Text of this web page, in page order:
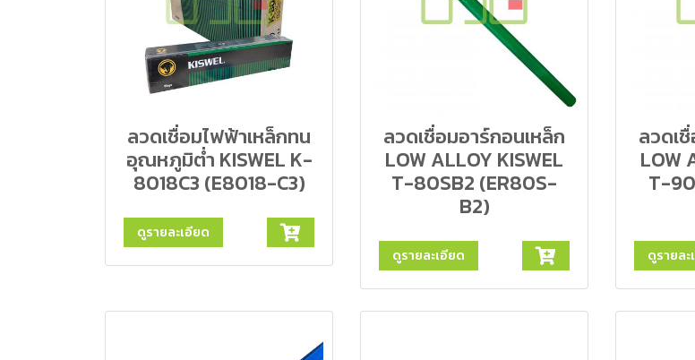
ลวดเชื่อมไฟฟ้าเหล็กทน
อุณหภูมิต่ำ KISWEL K-
8018C3 (E8018-C3)
ดูรายละเอียด
ลวดเชื่อมอาร์กอนเหล็ก
LOW ALLOY KISWEL
T-80SB2 (ER80S-
B2)
ดูรายละเอียด
ลวดเ
LOW
T-
ดูรายละ